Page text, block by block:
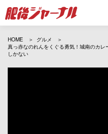
HOME
グルメ
真っ赤なのれんをくぐる勇気！城南のカ
しかない